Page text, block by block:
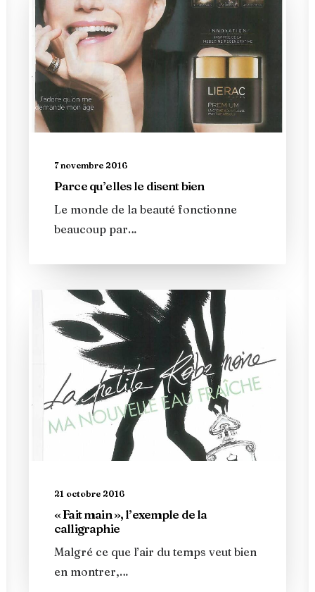
7 novembre 2016
Parce qu’elles le disent bien
Le monde de la beauté fonctionne
beaucoup par…
21 octobre 2016
« Fait main », l’exemple de la
calligraphie
Malgré ce que l’air du temps veut bien
en montrer,…